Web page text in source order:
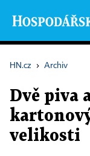
HN.cz › Archiv
Dvě piva
velikosti